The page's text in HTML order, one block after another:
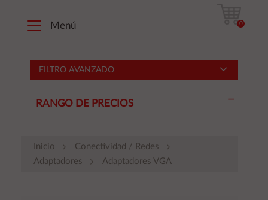
Menú 0
FILTRO AVANZADO
RANGO DE PRECIOS
Inicio
Conectividad / Redes
Adaptadores
Adaptadores VGA